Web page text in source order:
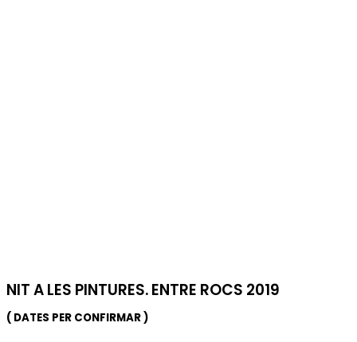
NIT A LES PINTURES. ENTRE ROCS 2019
( DATES PER CONFIRMAR )